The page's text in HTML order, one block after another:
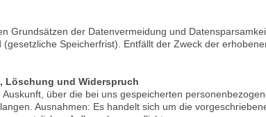
Grundsätzen der Datenvermeidung und
Speicherfrist). Entfällt der Zweck der
Löschung und Widerspruch
über die bei uns gespeicherten
Ausnahmen: Es handelt sich um die